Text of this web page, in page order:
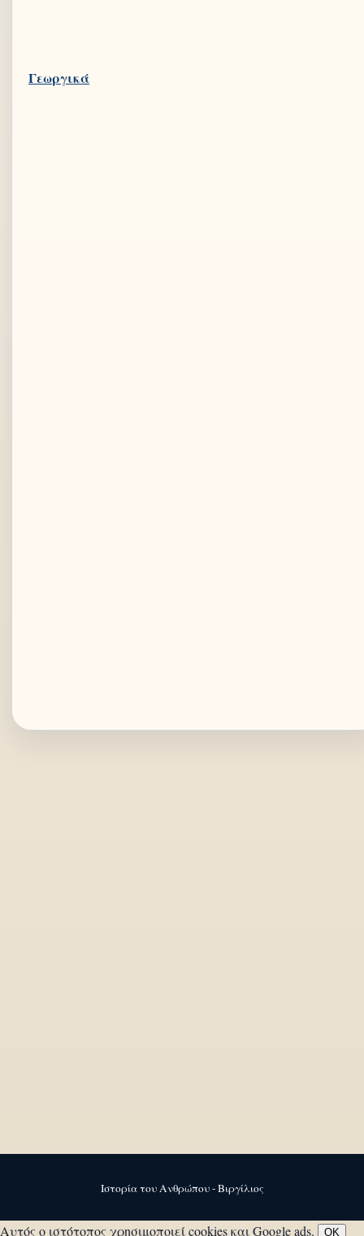
Ιστορία του Ανθρώπου - Βιργίλιος
Αυτός ο ιστότοπος χρησιμοποιεί cookies και Google ads. OK